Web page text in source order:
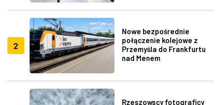
2
Nowe bezpośrednie
połączenie kolejowe z
Przemyśla do Frankfurtu
nad Menem
Rzeszowscy fotograficy